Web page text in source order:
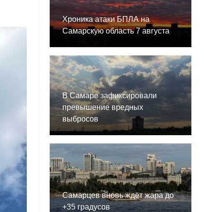
Хроника атаки БПЛА на
Самарскую область 7 августа
В Самаре зафиксировали
превышение вредных
выбросов
Самарцев вновь ждёт жара до
+35 градусов